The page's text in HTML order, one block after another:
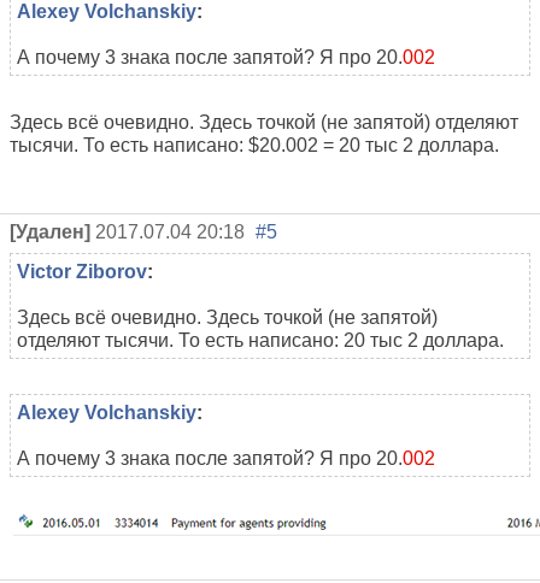
Alexey Volchanskiy:
А почему 3 знака после запятой? Я про 20.002
Здесь всё очевидно. Здесь точкой (не запятой) отделяют
тысячи. То есть написано: $20.002 = 20 тыс 2 доллара.
[Удален] 2017.07.04 20:18 #5
Victor Ziborov:
Здесь всё очевидно. Здесь точкой (не запятой)
отделяют тысячи. То есть написано: 20 тыс 2 доллара.
Alexey Volchanskiy:
А почему 3 знака после запятой? Я про 20.002